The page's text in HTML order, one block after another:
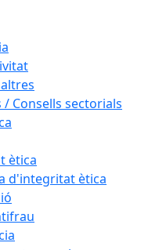
Consells sectorials
ètica
d'integritat ètica